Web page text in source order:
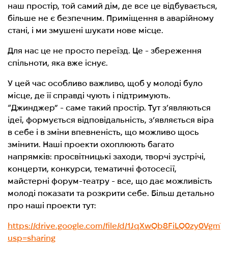
наш простір, той самий дім, де все це відбувається,
більше не є безпечним. Приміщення в аварійному
стані, і ми змушені шукати нове місце.
Для нас це не просто переїзд. Це - збереження
спільноти, яка вже існує.
У цей час особливо важливо, щоб у молоді було
місце, де її справді чують і підтримують.
“Джинджер” - саме такий простір. Тут з’являються
ідеї, формується відповідальність, з’являється віра
в себе і в зміни впевненість, що можливо щось
змінити. Наші проекти охоплюють багато
напрямків: просвітницькі заходи, творчі зустрічі,
концерти, конкурси, тематичні фотосесії,
майстерні форум-театру - все, що дає можливість
молоді показати та розкрити себе. Більш детально
про наші проекти тут:
https://drive.google.com/file/d/
usp=sharing